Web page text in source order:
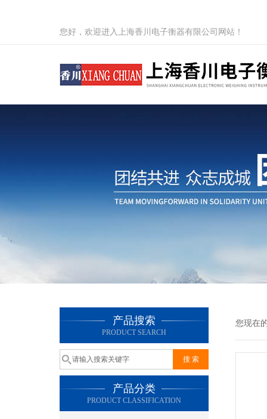
您好，欢迎进入上海香川电子衡器有限公司网站！
产品搜索
PRODUCT SEARCH
产品分类
PRODUCT CLASSIFICATION
您现在